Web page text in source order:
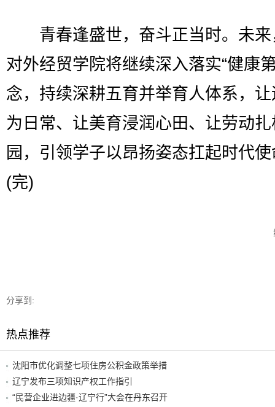
青春逢盛世，奋斗正当时。未来
对外经贸学院将继续深入落实“健康
念，持续深耕五育并举育人体系，
为日常、让美育浸润心田、让劳动
园，引领学子以昂扬姿态扛起时代
(完)
分享到:
热点推荐
沈阳市优化调整七项住房公积金政策举措
辽宁发布三项知识产权工作指引
“民营企业进边疆·辽宁行”大会在丹东召开